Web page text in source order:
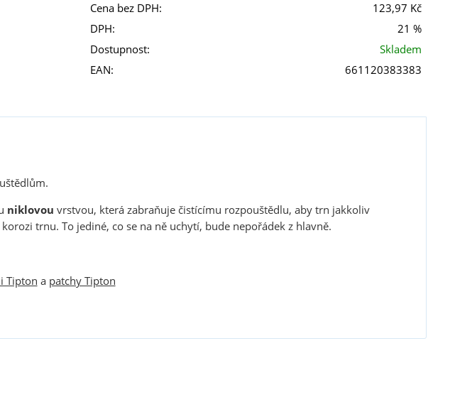
Cena bez DPH:
123,97 Kč
DPH:
21 %
Dostupnost:
Skladem
EAN:
661120383383
niklovou vrstvou, která zabraňuje čistícímu rozpouštědlu, aby trn jakkoliv
trnu. To jediné, co se na ně uchytí, bude nepořádek z hlavně.
Tipton a patchy Tipton